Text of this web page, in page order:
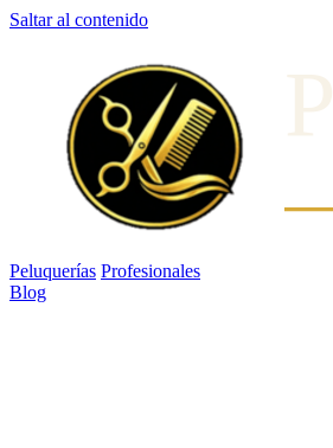
Saltar al contenido
Peluquerías Profesionales
Blog